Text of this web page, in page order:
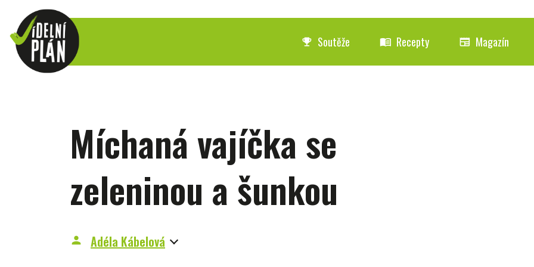
emoji_events Soutěže menu_book Recepty newspaper Magazín
Míchaná vajíčka se
zeleninou a šunkou
person Adéla Kábelová